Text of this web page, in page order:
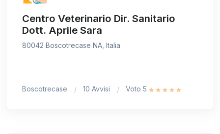
Centro Veterinario Dir. Sanitario
Dott. Aprile Sara
80042 Boscotrecase NA, Italia
Boscotrecase 10 Avvisi Voto 5